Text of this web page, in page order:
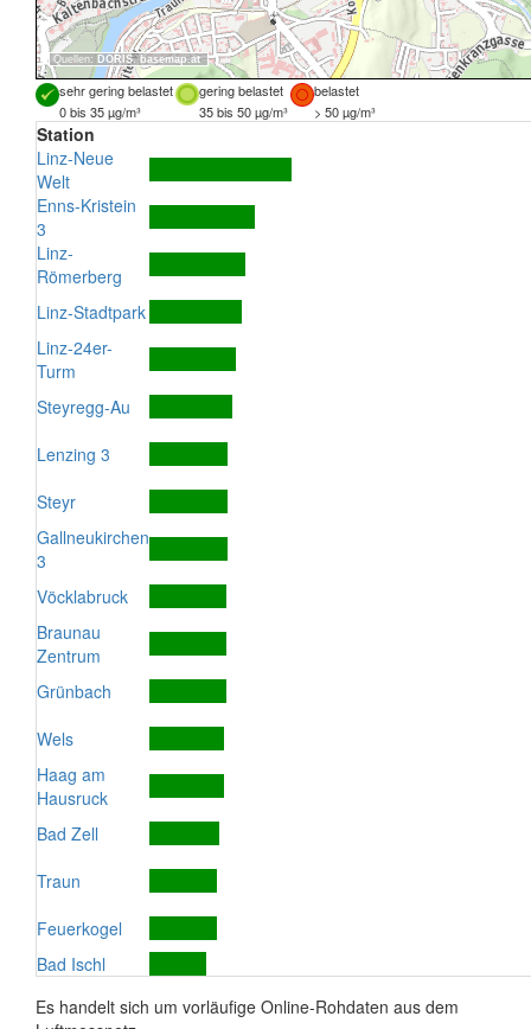
Quellen: DORIS, basemap.at
sehr gering belastet gering belastet
belastet
0 bis 35 µg/m³
35 bis 50 µg/m³ > 50 µg/m³
Station
Linz-Neue
Welt
Enns-Kristein
3
Linz-
Römerberg
Linz-Stadtpark
Linz-24er-
Turm
Steyregg-Au
Lenzing 3
Steyr
Gallneukirchen
3
Vöcklabruck
Braunau
Zentrum
Grünbach
Wels
Haag am
Hausruck
Bad Zell
Traun
Feuerkogel
Bad Ischl
Es handelt sich um vorläufige Online-Rohdaten aus dem